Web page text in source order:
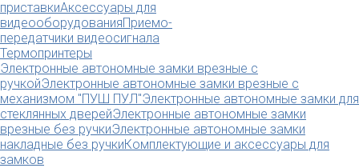
приставкиАксессуары для
видеооборудованияПриемо-
передатчики видеосигнала
Термопринтеры
Электронные автономные замки врезные с
ручкойЭлектронные автономные замки врезные с
механизмом "ПУШ ПУЛ"Электронные автономные замки для
стеклянных дверейЭлектронные автономные замки
врезные без ручкиЭлектронные автономные замки
накладные без ручкиКомплектующие и аксессуары для
замков